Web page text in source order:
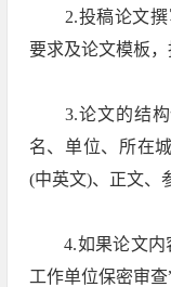
2.投稿论文撰
要求及论文模板，
3.论文的结构
名、单位、所在
(中英文)、正文、
4.如果论文内
工作单位保密审查